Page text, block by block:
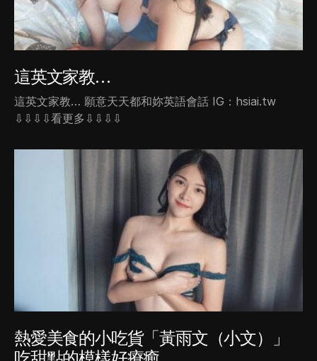
這英文家教…
這英文家教… 願意天天都和妳英語會話 IG：hsiai.tw
⇩⇩⇩⇩看更多⇩⇩⇩⇩
熱愛美食的小吃貨「黃雨文（小文）」